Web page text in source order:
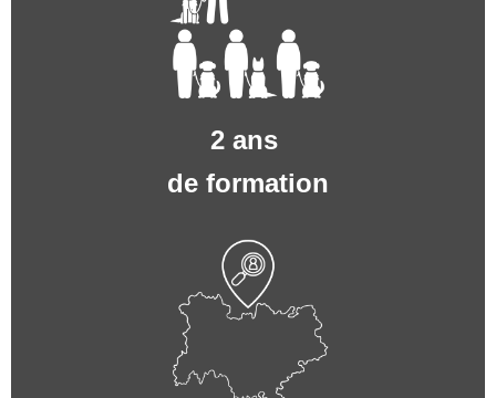
2 ans
de formation